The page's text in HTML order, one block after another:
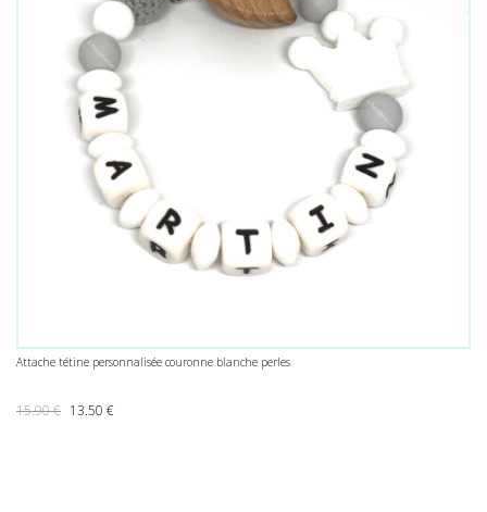
Attache tétine personnalisée couronne blanche perles
15.90€ Le prix initial était : 15.90 €.
13.50 €Le prix actuel est : 13.50 €.